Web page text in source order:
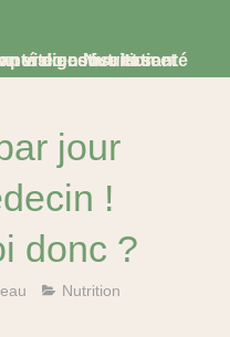
et santé féminine à Saumur, Avoine et en visio consultation
jour
!
donc ?
Nutrition